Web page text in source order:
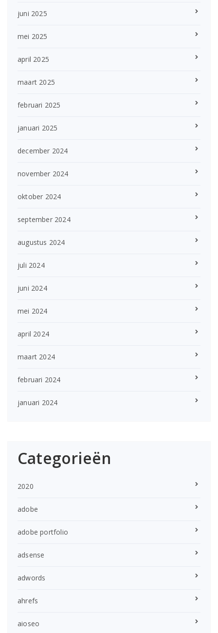
juni 2025
mei 2025
april 2025
maart 2025
februari 2025
januari 2025
december 2024
november 2024
oktober 2024
september 2024
augustus 2024
juli 2024
juni 2024
mei 2024
april 2024
maart 2024
februari 2024
januari 2024
Categorieën
2020
adobe
adobe portfolio
adsense
adwords
ahrefs
aioseo